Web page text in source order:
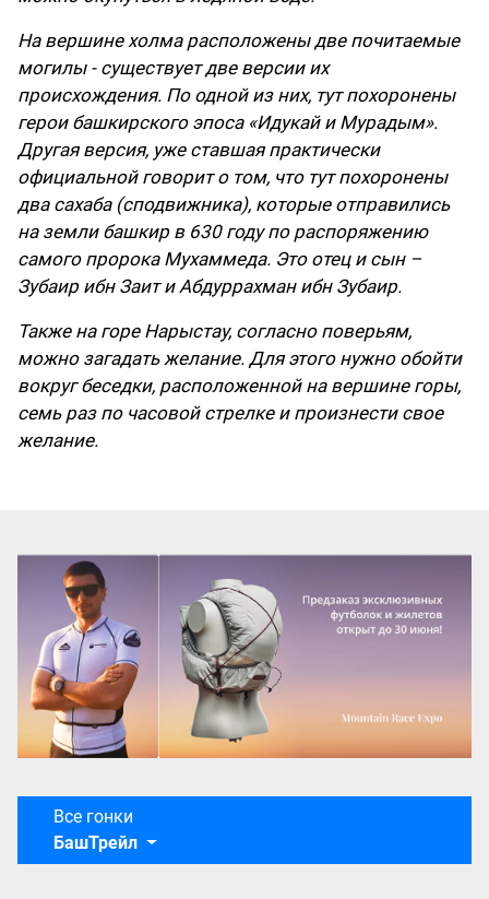
На вершине холма расположены две почитаемые
могилы - существует две версии их
происхождения. По одной из них, тут похоронены
герои башкирского эпоса «Идукай и Мурадым».
Другая версия, уже ставшая практически
официальной говорит о том, что тут похоронены
два сахаба (сподвижника), которые отправились
на земли башкир в 630 году по распоряжению
самого пророка Мухаммеда. Это отец и сын –
Зубаир ибн Заит и Абдуррахман ибн Зубаир.
Также на горе Нарыстау, согласно поверьям,
можно загадать желание. Для этого нужно обойти
вокруг беседки, расположенной на вершине горы,
семь раз по часовой стрелке и произнести свое
желание.
Все гонки
БашТрейл